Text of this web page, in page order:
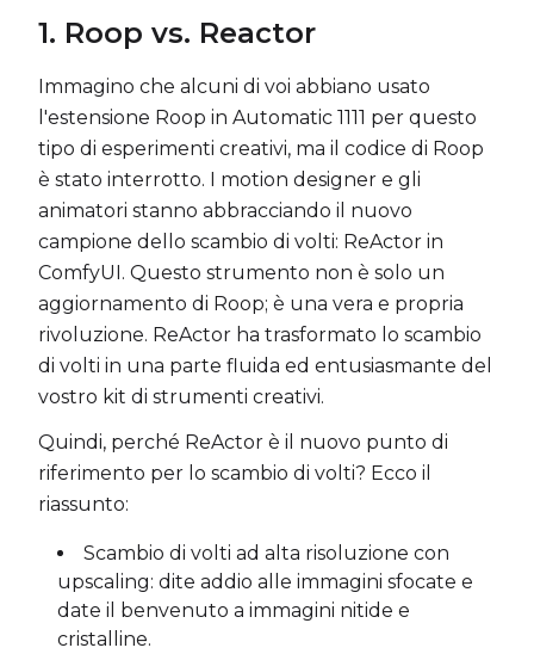
1. Roop vs. Reactor
Immagino che alcuni di voi abbiano usato
l'estensione Roop in Automatic 1111 per questo
tipo di esperimenti creativi, ma il codice di Roop
è stato interrotto. I motion designer e gli
animatori stanno abbracciando il nuovo
campione dello scambio di volti: ReActor in
ComfyUI. Questo strumento non è solo un
aggiornamento di Roop; è una vera e propria
rivoluzione. ReActor ha trasformato lo scambio
di volti in una parte fluida ed entusiasmante del
vostro kit di strumenti creativi.
Quindi, perché ReActor è il nuovo punto di
riferimento per lo scambio di volti? Ecco il
riassunto:
Scambio di volti ad alta risoluzione con
upscaling: dite addio alle immagini sfocate e
date il benvenuto a immagini nitide e
cristalline.